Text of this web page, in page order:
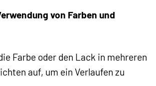
von Farben und
Farbe oder den Lack in mehreren
auf, um ein Verlaufen zu